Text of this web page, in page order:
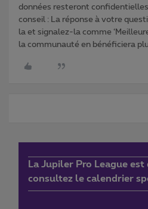
données resteront
conseil : La réponse à votre
la et signalez-la comme
la communauté en bénéficiera
La Jupiler Pro League
consultez le calendrier